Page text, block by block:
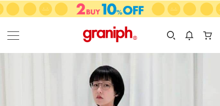
カテゴリーから探す
KIDS
カテゴリ
サイズ